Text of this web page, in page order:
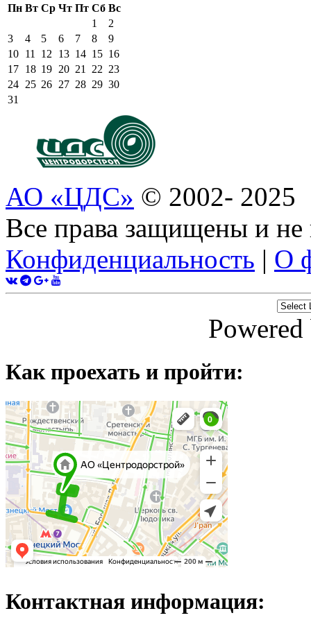
Пн Вт Ср Чт Пт Сб Вс
1
2
3
4 5 6 7 8
9
10 11 12 13 14 15 16
17 18 19 20 21 22 23
24 25 26 27 28 29 30
31
АО «ЦДС» © 2002- 2025
Все права защищены и
Конфиденциальность | О
Как проехать и пройти:
Контактная информация: